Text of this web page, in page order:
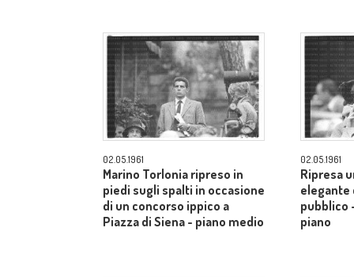
02.05.1961
Marino Torlonia ripreso in
piedi sugli spalti in occasione
di un concorso ippico a
Piazza di Siena - piano medio
02.05.1961
Ripresa
elegante
pubblico
piano